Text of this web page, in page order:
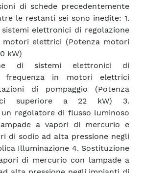
di schede precedentemente
le restanti sei sono inedite: 1.
elettronici di regolazione
motori elettrici (Potenza motori
kW)
di sistemi elettronici di
frequenza in motori elettrici
di pompaggio (Potenza
superiore a 22 kW) 3.
regolatore di flusso luminoso
a vapori di mercurio e
di sodio ad alta pressione negli
Illuminazione 4. Sostituzione
di mercurio con lampade a